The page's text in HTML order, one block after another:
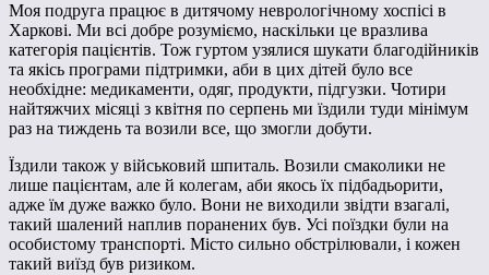
Моя подруга працює в дитячому неврологічному хоспісі в
Харкові. Ми всі добре розуміємо, наскільки це вразлива
категорія пацієнтів. Тож гуртом узялися шукати благодійників
та якісь програми підтримки, аби в цих дітей було все
необхідне: медикаменти, одяг, продукти, підгузки. Чотири
найтяжчих місяці з квітня по серпень ми їздили туди мінімум
раз на тиждень та возили все, що змогли добути.
Їздили також у військовий шпиталь. Возили смаколики не
лише пацієнтам, але й колегам, аби якось їх підбадьорити,
адже їм дуже важко було. Вони не виходили звідти взагалі,
такий шалений наплив поранених був. Усі поїздки були на
особистому транспорті. Місто сильно обстрілювали, і кожен
такий виїзд був ризиком.